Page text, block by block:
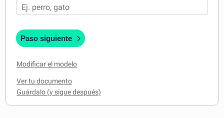
MI CUENTA
Paso siguiente
Modificar el modelo
Ver tu documento